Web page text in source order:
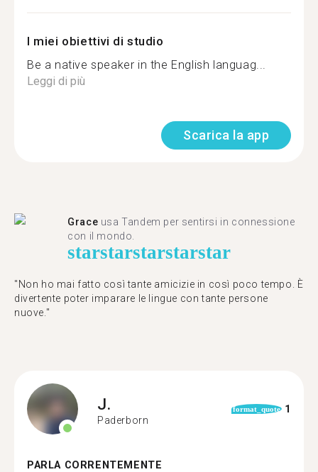
I miei obiettivi di studio
Be a native speaker in the English languag...
Leggi di più
Scarica la app
Grace usa Tandem per sentirsi in connessione
con il mondo.
starstarstarstarstar
"Non ho mai fatto così tante amicizie in così poco tempo. È
divertente poter imparare le lingue con tante persone
nuove."
J.
Paderborn
format_quote 1
PARLA CORRENTEMENTE